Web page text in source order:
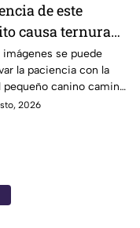
de este
causa ternura
sociales al
a su
adulto mayor
imágenes se puede
la paciencia con la
pequeño canino camina
el adulto mayor.
2026